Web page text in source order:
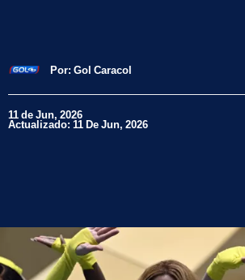
Por: Gol Caracol
11 de Jun, 2026
Actualizado: 11 De Jun, 2026